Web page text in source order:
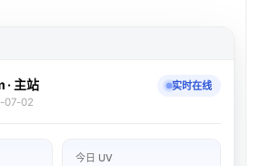
主站
07-02
实时在线
今日 UV